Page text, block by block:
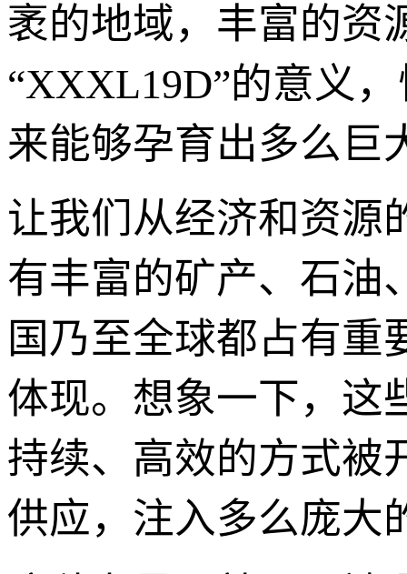
袤的地域，丰富的资
“XXXL19D”的意义
来能够孕育出多么巨
让我们从经济和资源
有丰富的矿产、石油
国乃至全球都占有重
体现。想象一下，这
持续、高效的方式被
供应，注入多么庞大